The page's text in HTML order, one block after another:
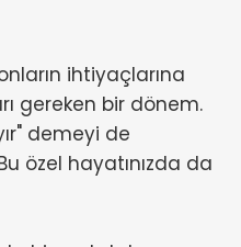
ihtiyaçlarına
gereken bir dönem.
demeyi de
özel hayatınızda da